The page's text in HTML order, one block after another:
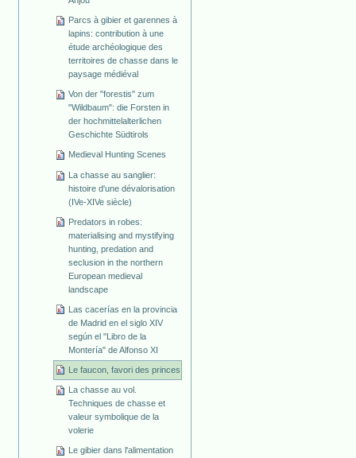
Parcs à gibier et garennes à
lapins: contribution à une
étude archéologique des
territoires de chasse dans le
paysage médiéval
Von der "forestis" zum
"Wildbaum": die Forsten in
der hochmittelalterlichen
Geschichte Südtirols
Medieval Hunting Scenes
La chasse au sanglier:
histoire d'une dévalorisation
(IVe-XIVe siècle)
Predators in robes:
materialising and mystifying
hunting, predation and
seclusion in the northern
European medieval
landscape
Las cacerías en la provincia
de Madrid en el siglo XIV
según el "Libro de la
Montería" de Alfonso XI
Le faucon, favori des princes
La chasse au vol.
Techniques de chasse et
valeur symbolique de la
volerie
Le gibier dans l'alimentation